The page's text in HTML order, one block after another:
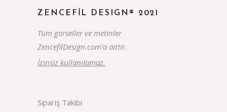
ZENCEFIL DESIGN® 2021
Tüm görseller ve metinler
ZencefilDesign.com’a aittir.
İzinsiz kullanılamaz.
Sipariş Takibi